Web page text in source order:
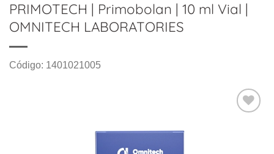
PRIMOTECH | Primobolan | 10 ml Vial |
OMNITECH LABORATORIES
Código: 1401021005